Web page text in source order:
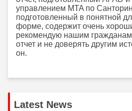
управлением MTA по
подготовленный в понятной
форме, содержит очень
рекомендую нашим гражданам
отчет и не доверять другим
он.
Latest News